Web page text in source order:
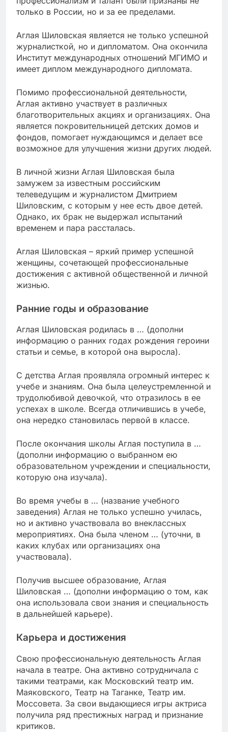
только в России, но и за ее пределами.
Аглая Шиловская является не только успешной
журналисткой, но и дипломатом. Она окончила
Институт международных отношений МГИМО и
имеет диплом международного дипломата.
Помимо профессиональной деятельности,
Аглая активно участвует в различных
благотворительных акциях и организациях. Она
является покровительницей детских домов и
фондов, помогает нуждающимся и делает все
возможное для улучшения жизни других людей.
В личной жизни Аглая Шиловская была
замужем за известным российским
телеведущим и журналистом Дмитрием
Шиловским, с которым у нее есть двое детей.
Однако, их брак не выдержал испытаний
временем и пара рассталась.
Аглая Шиловская – яркий пример успешной
женщины, сочетающей профессиональные
достижения с активной общественной и личной
жизнью.
Ранние годы и образование
Аглая Шиловская родилась в … (дополни
информацию о ранних годах рождения героини
статьи и семье, в которой она выросла).
С детства Аглая проявляла огромный интерес к
учебе и знаниям. Она была целеустремленной и
трудолюбивой девочкой, что отразилось в ее
успехах в школе. Всегда отличившись в учебе,
она нередко становилась первой в классе.
После окончания школы Аглая поступила в …
(дополни информацию о выбранном ею
образовательном учреждении и специальности,
которую она изучала).
Во время учебы в … (название учебного
заведения) Аглая не только успешно училась,
но и активно участвовала во внеклассных
мероприятиях. Она была членом … (уточни, в
каких клубах или организациях она
участвовала).
Получив высшее образование, Аглая
Шиловская … (дополни информацию о том, как
она использовала свои знания и специальность
в дальнейшей карьере).
Карьера и достижения
Свою профессиональную деятельность Аглая
начала в театре. Она активно сотрудничала с
такими театрами, как Московский театр им.
Маяковского, Театр на Таганке, Театр им.
Моссовета. За свои выдающиеся игры актриса
получила ряд престижных наград и признание
критиков.